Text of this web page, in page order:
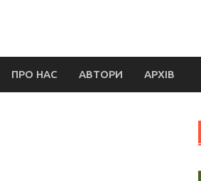
ПРО НАС АВТОРИ АРХІВ